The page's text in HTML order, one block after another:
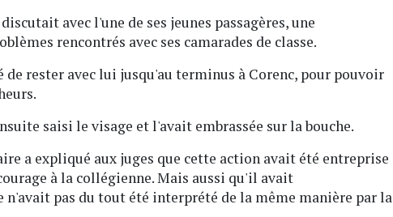
avec l'une de ses jeunes passagères, une
rencontrés avec ses camarades de classe.
rester avec lui jusqu'au terminus à Corenc, pour pouvoir
saisi le visage et l'avait embrassée sur la bouche.
a expliqué aux juges que cette action avait été entreprise
à la collégienne. Mais aussi qu'il avait
pas du tout été interprété de la même manière par la